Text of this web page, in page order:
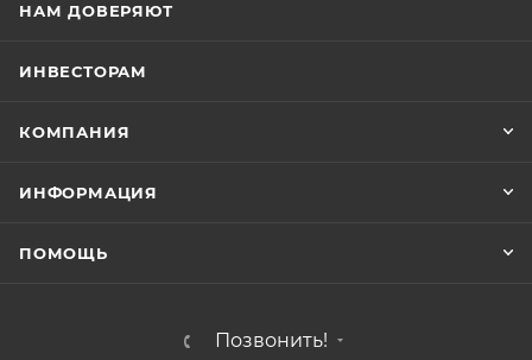
НАМ ДОВЕРЯЮТ
ИНВЕСТОРАМ
КОМПАНИЯ
ИНФОРМАЦИЯ
ПОМОЩЬ
Позвонить!